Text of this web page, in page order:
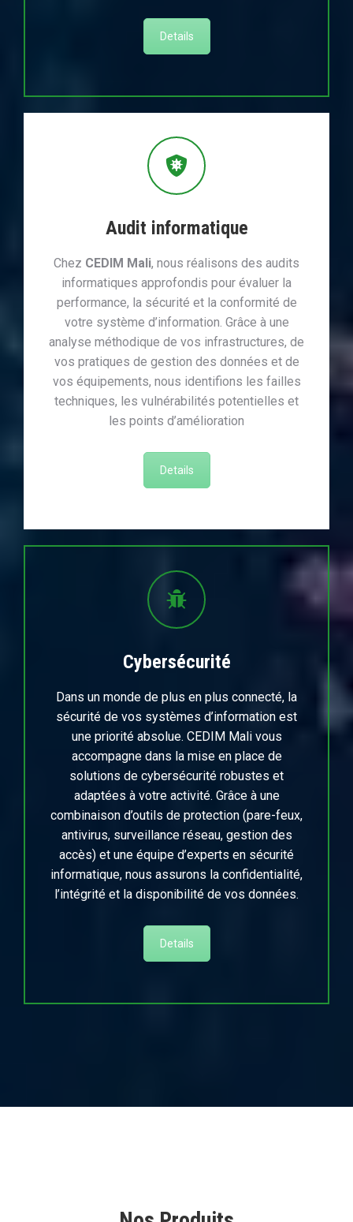
Details
Audit informatique
Chez CEDIM Mali, nous réalisons des audits
informatiques approfondis pour évaluer la
performance, la sécurité et la conformité de
votre système d’information. Grâce à une
analyse méthodique de vos infrastructures, de
vos pratiques de gestion des données et de
vos équipements, nous identifions les failles
techniques, les vulnérabilités potentielles et
les points d’amélioration
Details
Cybersécurité
Dans un monde de plus en plus connecté, la
sécurité de vos systèmes d’information est
une priorité absolue. CEDIM Mali vous
accompagne dans la mise en place de
solutions de cybersécurité robustes et
adaptées à votre activité. Grâce à une
combinaison d’outils de protection (pare-feux,
antivirus, surveillance réseau, gestion des
accès) et une équipe d’experts en sécurité
informatique, nous assurons la confidentialité,
l’intégrité et la disponibilité de vos données.
Details